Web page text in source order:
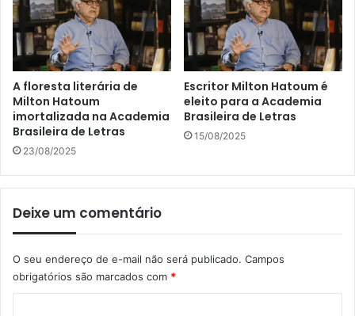
A floresta literária de
Milton Hatoum
imortalizada na Academia
Brasileira de Letras
23/08/2025
Escritor Milton Hatoum é
eleito para a Academia
Brasileira de Letras
15/08/2025
Deixe um comentário
O seu endereço de e-mail não será publicado. Campos
obrigatórios são marcados com *